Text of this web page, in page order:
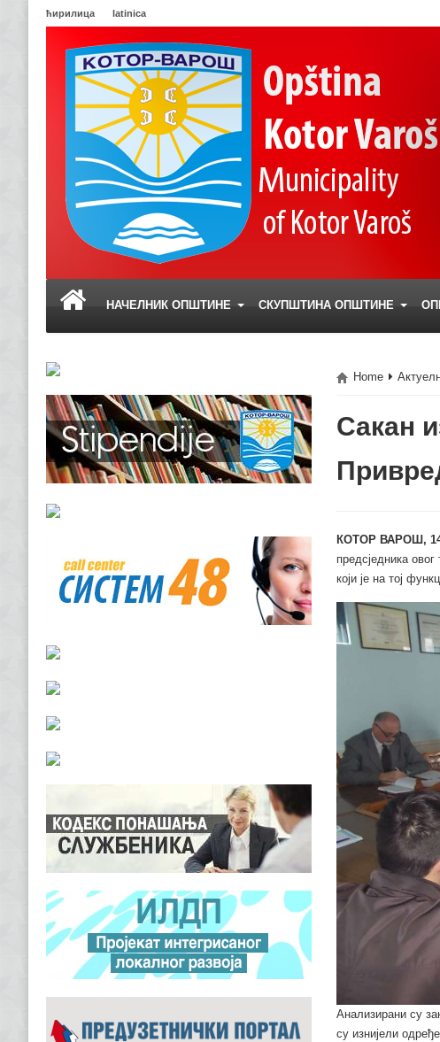
ћирилица latinica
НАЧЕЛНИК ОПШТИНЕ СКУПШТИНА ОПШТИНЕ
Home
Сакан
КОТОР ВАРОШ,
предсједника
који је на тој
Анализирани су
су изнијели